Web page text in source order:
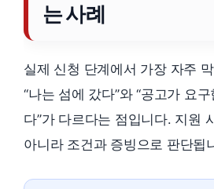
는 사례
실제 신청 단계에서 가장 자주
“나는 섬에 갔다”와 “공고가 요
다”가 다르다는 점입니다. 지원
아니라 조건과 증빙으로 판단됩